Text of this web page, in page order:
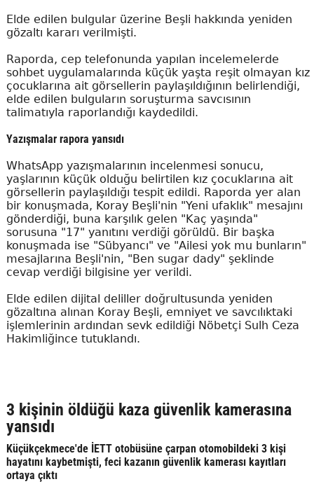
Elde edilen bulgular üzerine Beşli hakkında yeniden
gözaltı kararı verilmişti.
Raporda, cep telefonunda yapılan incelemelerde
sohbet uygulamalarında küçük yaşta reşit olmayan kız
çocuklarına ait görsellerin paylaşıldığının belirlendiği,
elde edilen bulguların soruşturma savcısının
talimatıyla raporlandığı kaydedildi.
Yazışmalar rapora yansıdı
WhatsApp yazışmalarının incelenmesi sonucu,
yaşlarının küçük olduğu belirtilen kız çocuklarına ait
görsellerin paylaşıldığı tespit edildi. Raporda yer alan
bir konuşmada, Koray Beşli'nin "Yeni ufaklık" mesajını
gönderdiği, buna karşılık gelen "Kaç yaşında"
sorusuna "17" yanıtını verdiği görüldü. Bir başka
konuşmada ise "Sübyancı" ve "Ailesi yok mu bunların"
mesajlarına Beşli'nin, "Ben sugar dady" şeklinde
cevap verdiği bilgisine yer verildi.
Elde edilen dijital deliller doğrultusunda yeniden
gözaltına alınan Koray Beşli, emniyet ve savcılıktaki
işlemlerinin ardından sevk edildiği Nöbetçi Sulh Ceza
Hakimliğince tutuklandı.
3 kişinin öldüğü kaza güvenlik kamerasına
yansıdı
Küçükçekmece'de İETT otobüsüne çarpan otomobildeki 3 kişi
hayatını kaybetmişti, feci kazanın güvenlik kamerası kayıtları
ortaya çıktı